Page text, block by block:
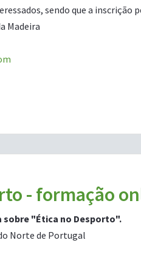
sendo que a inscrição
Madeira
- formação
"Ética no Desporto".
Norte de Portugal